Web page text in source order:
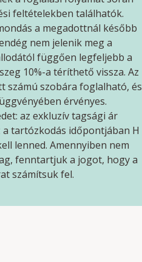
feltételekben találhatók.
a megadottnál később
nem jelenik meg a
függően legfeljebb a
10%-a téríthető vissza. Az
számú szobára foglalható, és
érvényes.
az exkluzív tagsági ár
a tartózkodás időpontjában H
lenned. Amennyiben nem
fenntartjuk a jogot, hogy a
számítsuk fel.